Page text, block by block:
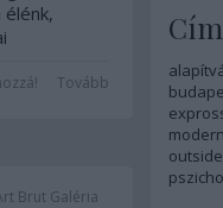
élénk,
különösTovább
Brut Galéria